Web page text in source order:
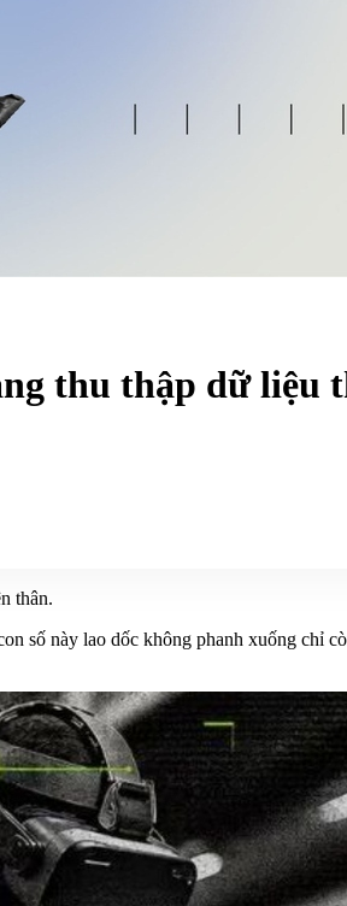
thu thập dữ liệu
thân.
số này lao dốc không phanh xuống chỉ